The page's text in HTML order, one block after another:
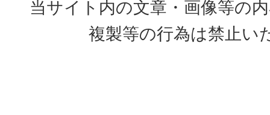
当サイト内の文章・画像等の
複製等の行為は禁止い